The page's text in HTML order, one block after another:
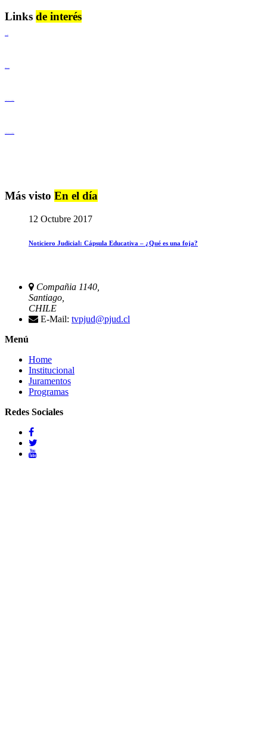
Links de interés
Más visto En el día
12 Octubre 2017
Noticiero Judicial: Cápsula Educativa – ¿Qué es una foja?
Compañia 1140,
Santiago,
CHILE
E-Mail: tvpjud@pjud.cl
Menú
Home
Institucional
Juramentos
Programas
Redes Sociales